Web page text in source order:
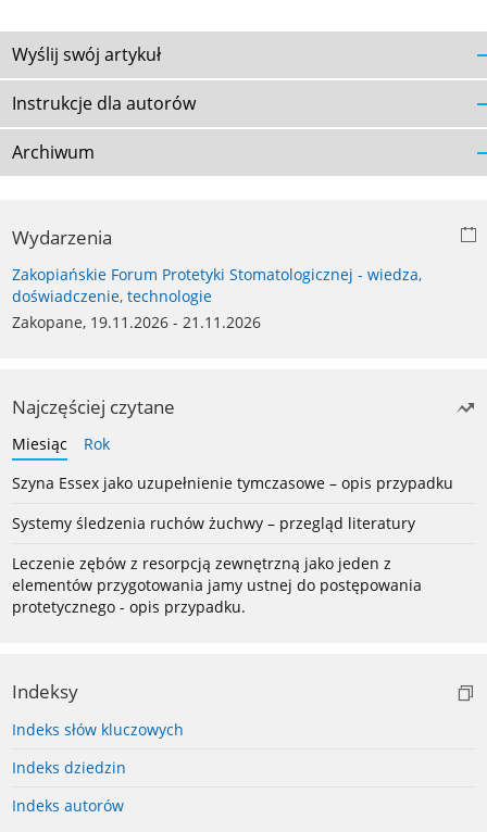
Wyślij swój artykuł
Instrukcje dla autorów
Archiwum
Wydarzenia
Zakopiańskie Forum Protetyki Stomatologicznej - wiedza,
doświadczenie, technologie
Zakopane, 19.11.2026 - 21.11.2026
Najczęściej czytane
Miesiąc
Rok
Szyna Essex jako uzupełnienie tymczasowe – opis przypadku
Systemy śledzenia ruchów żuchwy – przegląd literatury
Leczenie zębów z resorpcją zewnętrzną jako jeden z
elementów przygotowania jamy ustnej do postępowania
protetycznego - opis przypadku.
Indeksy
Indeks słów kluczowych
Indeks dziedzin
Indeks autorów